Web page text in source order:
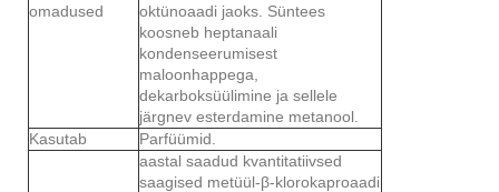
omadused
oktünoaadi jaoks. Süntees
koosneb heptanaali
kondenseerumisest
maloonhappega,
dekarboksüülimine ja sellele
järgnev esterdamine metanool.
Kasutab
Parfüümid.
aastal saadud kvantitatiivsed
saagised metüül-β-klorokaproaadi